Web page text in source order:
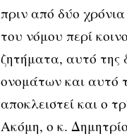
πριν από δύο
του νόμου περί
ζητήματα, αυτό της
ονομάτων και αυτό
αποκλειστεί και ο
Ακόμη, ο κ.